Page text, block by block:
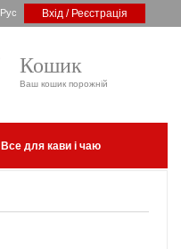
Рус Вхід / Реєстрація
Кошик
Ваш кошик порожній
Все для кави і чаю